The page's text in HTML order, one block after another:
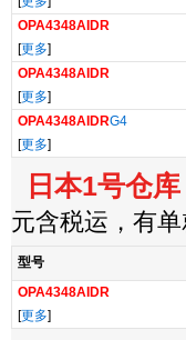
OPA4348AIDR
[更多]
OPA4348AIDR
[更多]
OPA4348AIDRG4
[更多]
日本1号仓库
元含税运，有
型号
OPA4348AIDR
[更多]